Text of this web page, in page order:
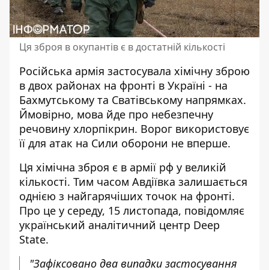
Ця зброя в окупантів є в достатній кількості
Російська армія застосувала хімічну зброю
в двох районах на фронті в Україні - на
Бахмутському та Сватівському напрямках.
Ймовірно, мова йде про небезпечну
речовину хлорпікрин. Ворог використовує
її для атак на Сили оборони не вперше.
Ця хімічна зброя є в армії рф у великій
кількості. Тим часом Авдіївка залишається
однією з найгарячіших точок на фронті.
Про це у середу, 15 листопада, повідомляє
український аналітичний центр Deep
State.
"Зафіксовано два випадки застосування